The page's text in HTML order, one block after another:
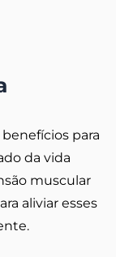
para
da vida
muscular
aliviar esses